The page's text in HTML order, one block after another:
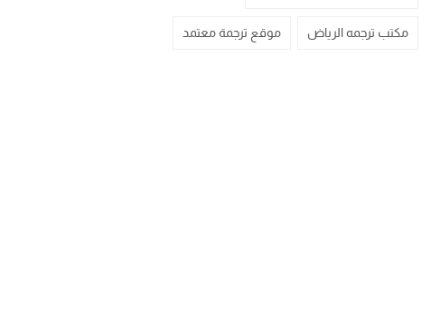
مكتب ترجمه الرياض موقع ترجمة معتمد